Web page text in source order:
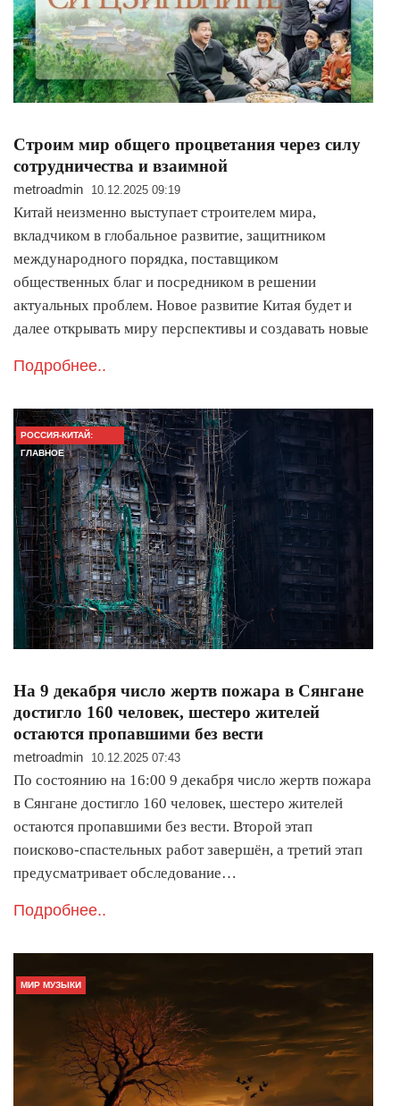
Строим мир общего процветания через силу
сотрудничества и взаимной
metroadmin 10.12.2025 09:19
Китай неизменно выступает строителем мира,
вкладчиком в глобальное развитие, защитником
международного порядка, поставщиком
общественных благ и посредником в решении
актуальных проблем. Новое развитие Китая будет и
далее открывать миру перспективы и создавать новые
Подробнее..
РОССИЯ-КИТАЙ:
ГЛАВНОЕ
На 9 декабря число жертв пожара в Сянгане
достигло 160 человек, шестеро жителей
остаются пропавшими без вести
metroadmin 10.12.2025 07:43
По состоянию на 16:00 9 декабря число жертв пожара
в Сянгане достигло 160 человек, шестеро жителей
остаются пропавшими без вести. Второй этап
поисково-спастельных работ завершён, а третий этап
предусматривает обследование…
Подробнее..
МИР МУЗЫКИ